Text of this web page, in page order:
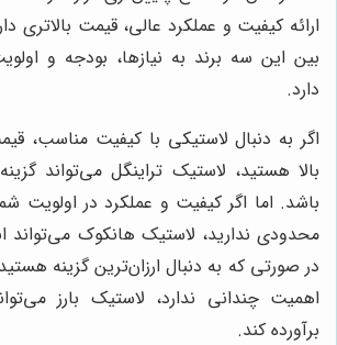
ارائه کیفیت و عملکرد عالی، قیمت بالاتری
بین این سه برند به نیازها، بودجه و
دارد.
اگر به دنبال لاستیکی با کیفیت مناسب،
بالا هستید، لاستیک تراینگل می‌تواند
باشد. اما اگر کیفیت و عملکرد در اولویت
محدودی ندارید، لاستیک هانکوک می‌تواند
در صورتی که به دنبال ارزان‌ترین گزینه
اهمیت چندانی ندارد، لاستیک بارز
برآورده کند.